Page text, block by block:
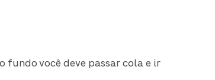
você deve passar cola e ir